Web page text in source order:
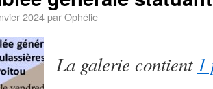
2024parOphélie
La galerie contient 1